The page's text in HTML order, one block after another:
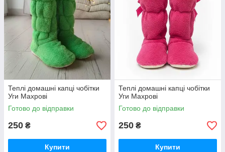
Теплі домашні капці чобітки
Уги Махрові
Готово до відправки
250 ₴
Купити
Теплі домашні капці чобітки
Уги Махрові
Готово до відправки
250 ₴
Купити